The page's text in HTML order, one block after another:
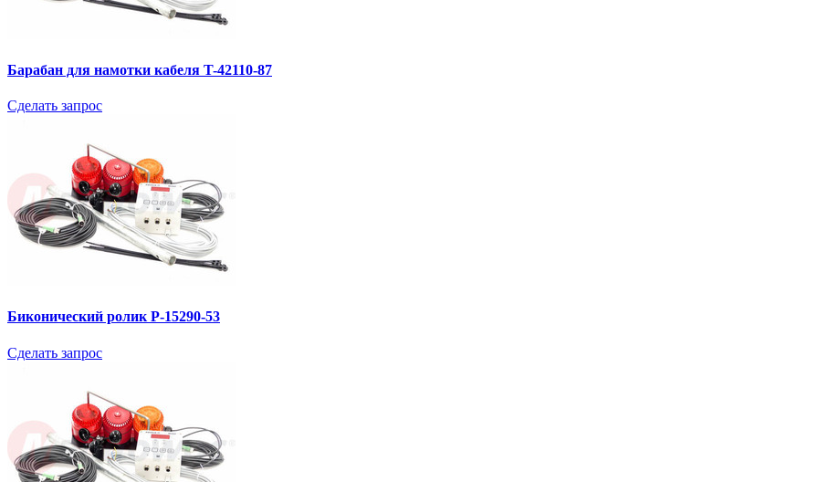
Барабан для намотки кабеля T-42110-87
Сделать запрос
Биконический ролик P-15290-53
Сделать запрос